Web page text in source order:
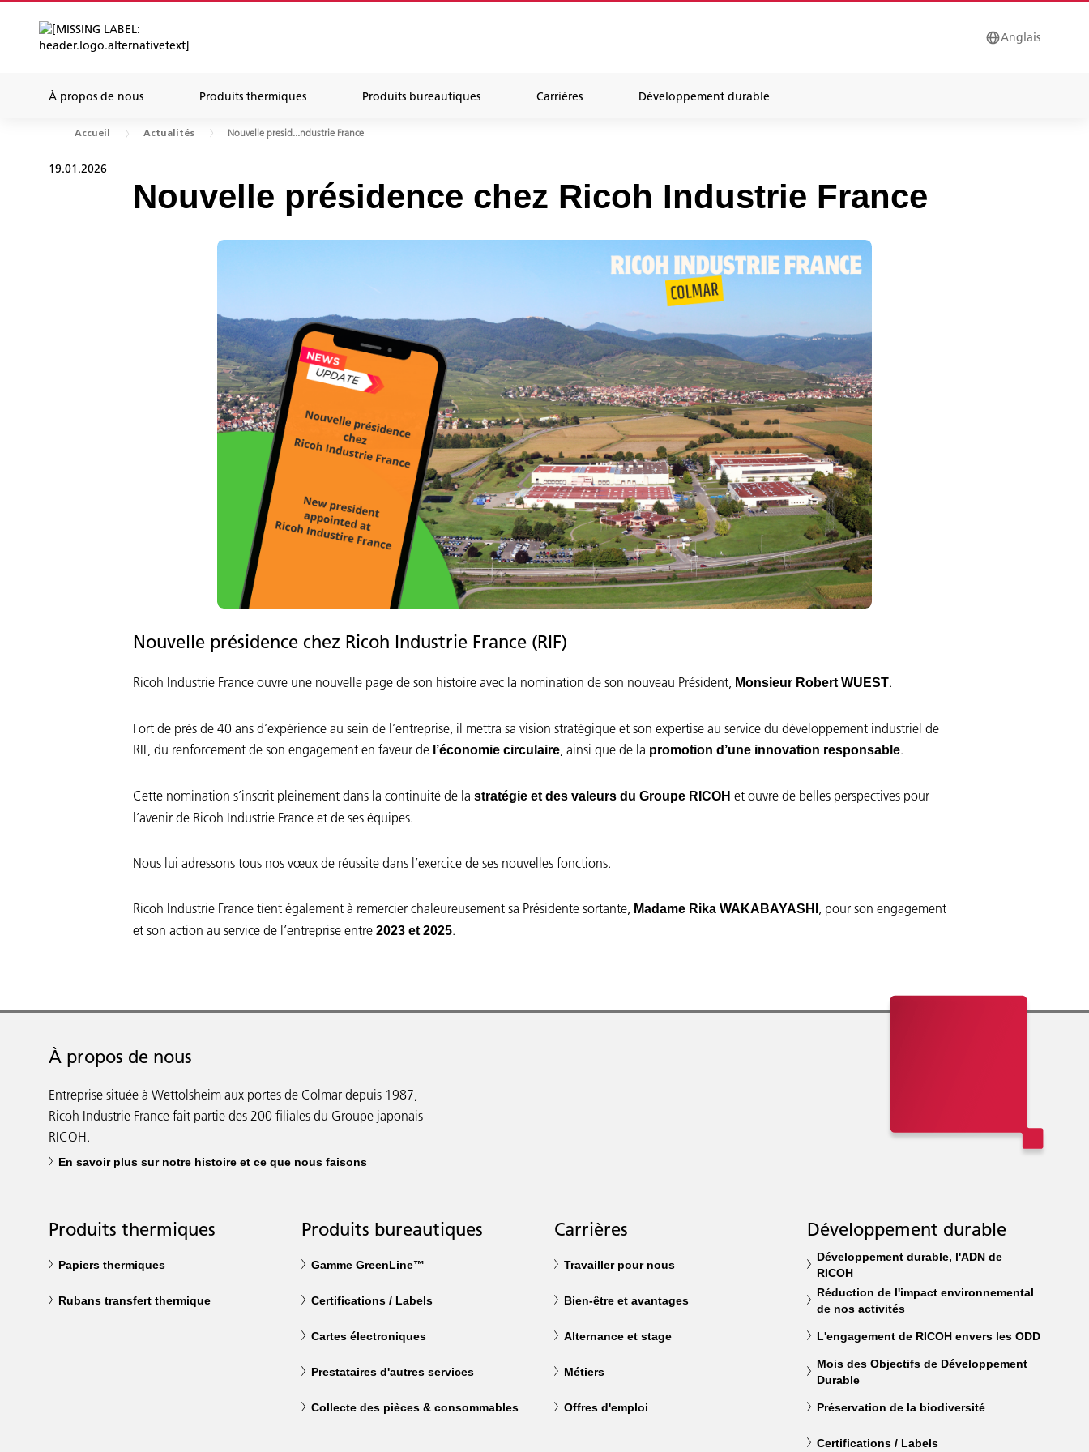
Anglais
À propos de nous Produits thermiques Produits bureautiques Carrières Développement durable
Accueil Actualités Nouvelle presid...ndustrie France
19.01.2026
Nouvelle présidence chez Ricoh Industrie France
Nouvelle présidence chez Ricoh Industrie France (RIF)
Ricoh Industrie France ouvre une nouvelle page de son histoire avec la nomination de son nouveau Président, Monsieur Robert WUEST.
Fort de près de 40 ans d’expérience au sein de l’entreprise, il mettra sa vision stratégique et son expertise au service du développement industriel de
RIF, du renforcement de son engagement en faveur de l’économie circulaire , ainsi que de la promotion d’une innovation responsable.
Cette nomination s’inscrit pleinement dans la continuité de la stratégie et des valeurs du Groupe RICOH et ouvre de belles perspectives pour
l’avenir de Ricoh Industrie France et de ses équipes.
Nous lui adressons tous nos vœux de réussite dans l’exercice de ses nouvelles fonctions.
Ricoh Industrie France tient également à remercier chaleureusement sa Présidente sortante, Madame Rika WAKABAYASHI
, pour son engagement
et son action au service de l’entreprise entre 2023 et 2025.
À propos de nous
Entreprise située à Wettolsheim aux portes de Colmar depuis 1987,
Ricoh Industrie France fait partie des 200 filiales du Groupe japonais
RICOH.
En savoir plus sur notre histoire et ce que nous faisons
Produits thermiques
Papiers thermiques
Rubans transfert thermique
Produits bureautiques
Gamme GreenLine™
Certifications / Labels
Cartes électroniques
Prestataires d'autres services
Collecte des pièces & consommables
Carrières
Travailler pour nous
Bien-être et avantages
Alternance et stage
Métiers
Offres d'emploi
Développement durable
Développement durable, l'ADN de
RICOH
Réduction de l'impact environnemental
de nos activités
L'engagement de RICOH envers les ODD
Mois des Objectifs de Développement
Durable
Préservation de la biodiversité
Certifications / Labels